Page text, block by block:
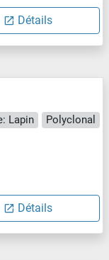
Détails
Lapin
Polyclonal
Détails